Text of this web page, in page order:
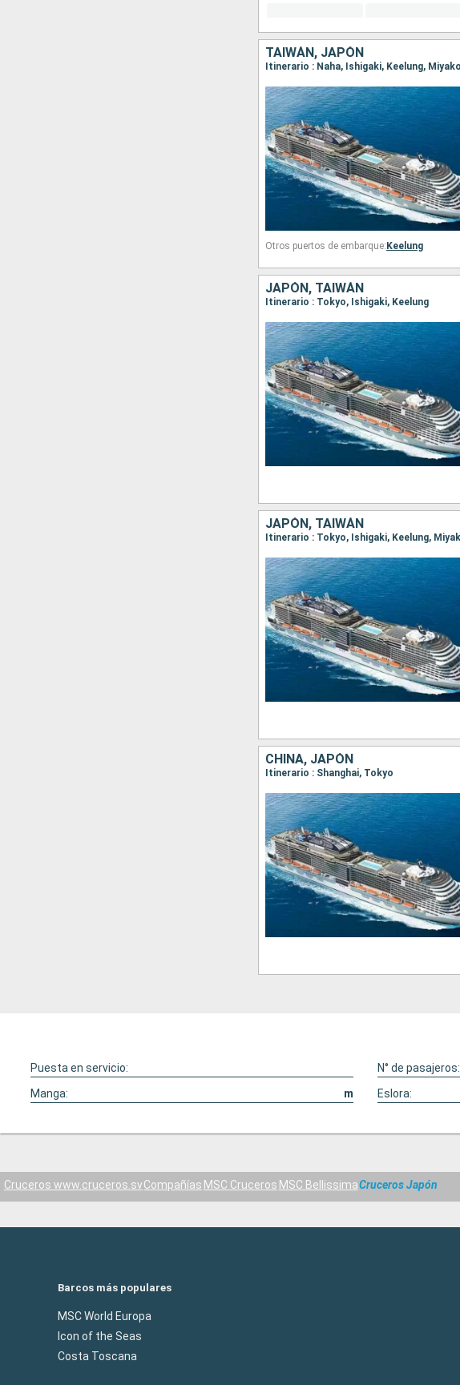
TAIWÁN, JAPÓN
Itinerario : Naha, Ishigaki, Keelung,
Otros puertos de embarque: Keelung
JAPÓN, TAIWÁN
Itinerario : Tokyo, Ishigaki, Keelung
JAPÓN, TAIWÁN
Itinerario : Tokyo, Ishigaki, Keelung,
CHINA, JAPÓN
Itinerario : Shanghai, Tokyo
Puesta en servicio: N° de pasajeros:
Manga:
m Eslora:
Cruceros www.cruceros.svCompañías MSC Cruceros MSC BellissimaCruceros Japón
Barcos más populares
MSC World Europa
Icon of the Seas
Costa Toscana